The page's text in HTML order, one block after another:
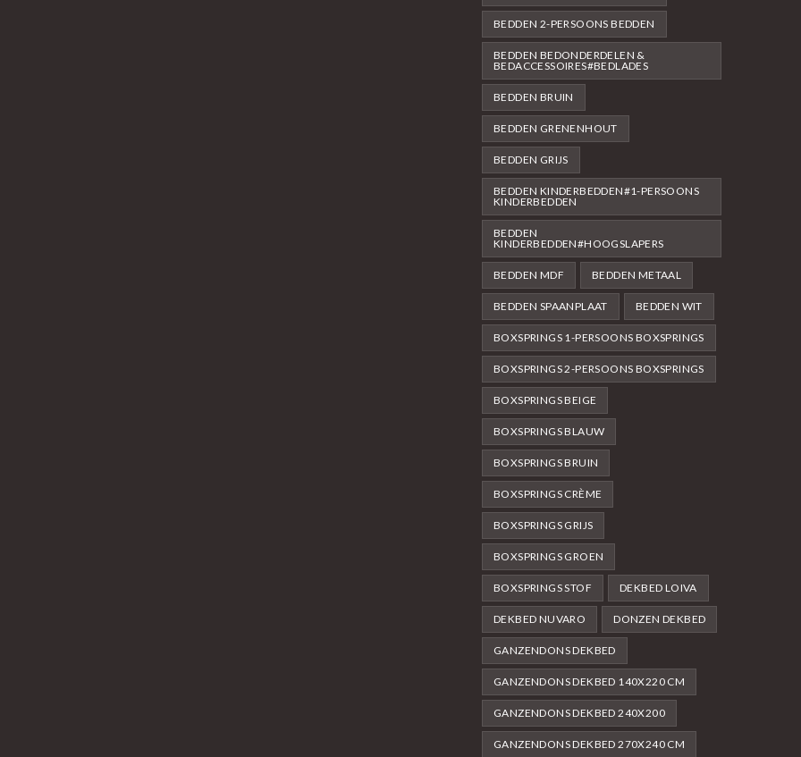
BEDDEN 2-PERSOONS BEDDEN
BEDDEN BEDONDERDELEN &
BEDACCESSOIRES#BEDLADES
BEDDEN BRUIN
BEDDEN GRENENHOUT
BEDDEN GRIJS
BEDDEN KINDERBEDDEN#1-PERSOONS
KINDERBEDDEN
BEDDEN
KINDERBEDDEN#HOOGSLAPERS
BEDDEN MDF BEDDEN METAAL
BEDDEN SPAANPLAAT BEDDEN WIT
BOXSPRINGS 1-PERSOONS BOXSPRINGS
BOXSPRINGS 2-PERSOONS BOXSPRINGS
BOXSPRINGS BEIGE
BOXSPRINGS BLAUW
BOXSPRINGS BRUIN
BOXSPRINGS CRÈME
BOXSPRINGS GRIJS
BOXSPRINGS GROEN
BOXSPRINGS STOF DEKBED LOIVA
DEKBED NUVARO DONZEN DEKBED
GANZENDONS DEKBED
GANZENDONS DEKBED 140X220 CM
GANZENDONS DEKBED 240X200
GANZENDONS DEKBED 270X240 CM